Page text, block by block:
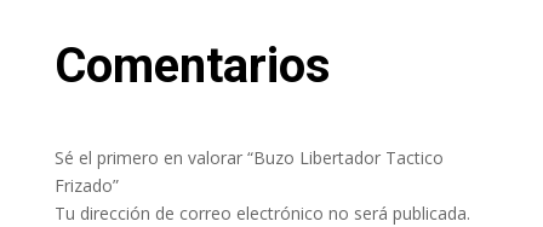
Comentarios
Sé el primero en valorar “Buzo Libertador Tactico
Frizado”
Tu dirección de correo electrónico no será publicada.